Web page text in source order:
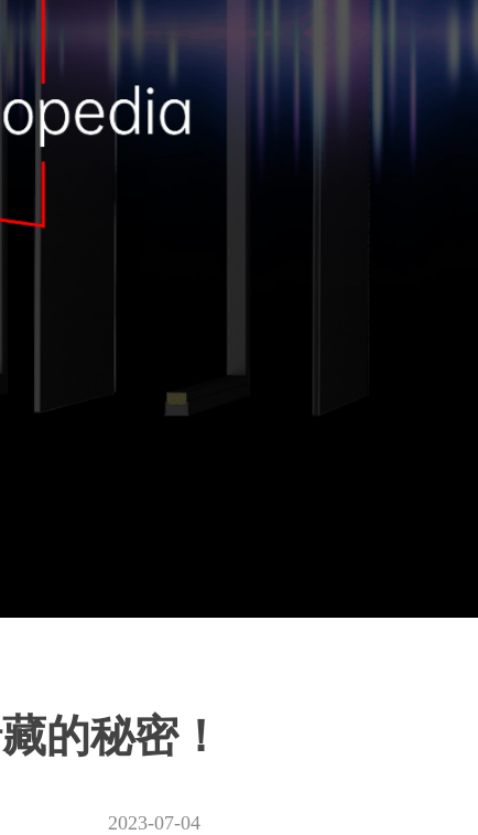
的秘密！
2023-07-04